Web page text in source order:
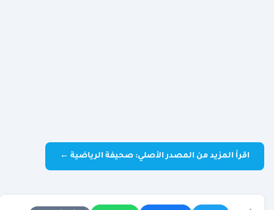
اقرأ المزيد من المصدر الأصلي: صحيفة الرياضية ←